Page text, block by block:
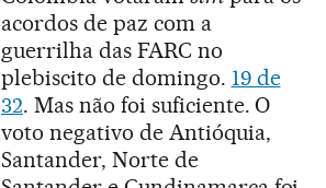
acordos de paz com a
guerrilha das FARC no
plebiscito de domingo. 19 de
32. Mas não foi suficiente. O
voto negativo de Antióquia,
Santander, Norte de